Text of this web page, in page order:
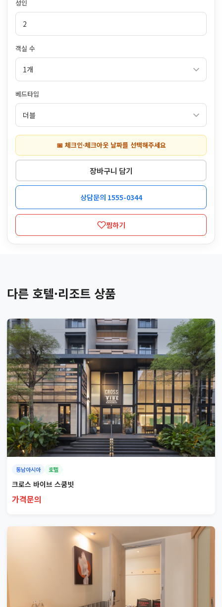
성인
객실 수
베드타입
📅 체크인·체크아웃 날짜를 선택해주세요
장바구니 담기
상담문의 1555-0344
찜하기
다른 호텔·리조트 상품
동남아시아 호텔
크로스 바이브 스쿰빗
가격문의